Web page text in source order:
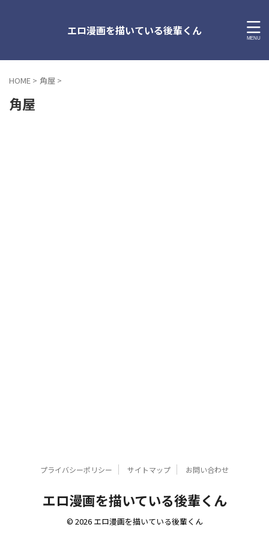
エロ漫画を描いている後輩くん
HOME > 角屋 >
角屋
プライバシーポリシー サイトマップ お問い合わせ
エロ漫画を描いている後輩くん
© 2026 エロ漫画を描いている後輩くん